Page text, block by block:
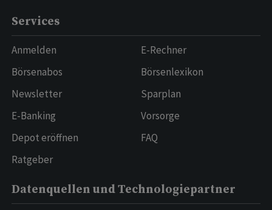
Services
Anmelden
Börsenabos
Newsletter
E-Banking
Depot eröffnen
Ratgeber
E-Rechner
Börsenlexikon
Sparplan
Vorsorge
FAQ
Datenquellen und Technologiepartner